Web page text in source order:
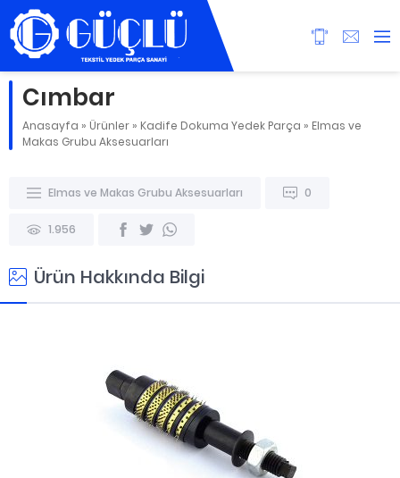
Cımbar
Anasayfa » Ürünler » Kadife Dokuma Yedek Parça » Elmas ve
Makas Grubu Aksesuarları
Elmas ve Makas Grubu Aksesuarları 0
1.956
Ürün Hakkında Bilgi